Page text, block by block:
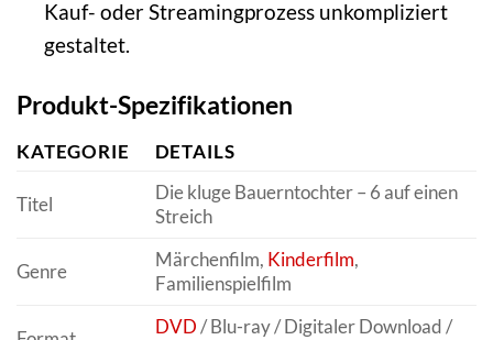
Kauf- oder Streamingprozess unkompliziert
gestaltet.
Produkt-Spezifikationen
KATEGORIE DETAILS
Titel
Die kluge Bauerntochter – 6 auf einen
Streich
Genre
Märchenfilm, Kinderfilm,
Familienspielfilm
DVD/ Blu-ray / Digitaler Download /